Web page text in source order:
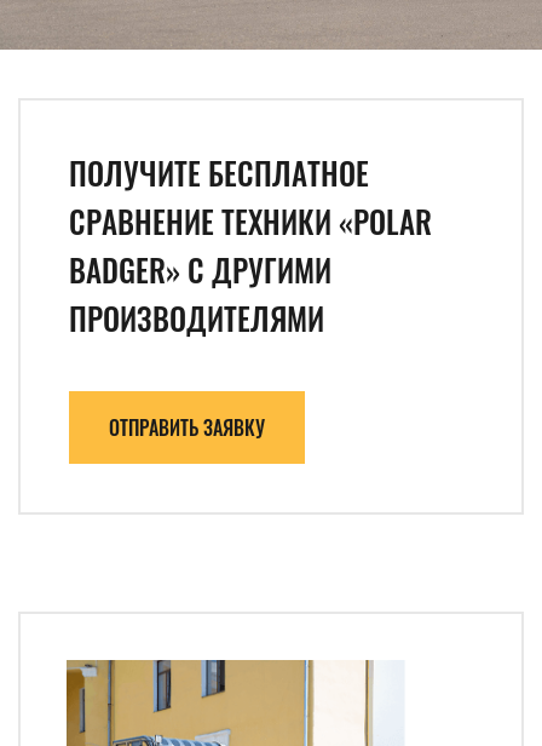
ПОЛУЧИТЕ БЕСПЛАТНОЕ
СРАВНЕНИЕ ТЕХНИКИ «POLAR
BADGER» С ДРУГИМИ
ПРОИЗВОДИТЕЛЯМИ
ОТПРАВИТЬ ЗАЯВКУ